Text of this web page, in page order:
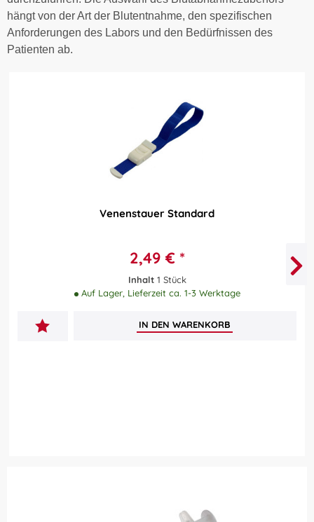
hängt von der Art der Blutentnahme, den spezifischen
Anforderungen des Labors und den Bedürfnissen des
Patienten ab.
Venenstauer Standard
2,49 € *
Inhalt 1 Stück
Auf Lager, Lieferzeit ca. 1-3 Werktage
IN DEN WARENKORB